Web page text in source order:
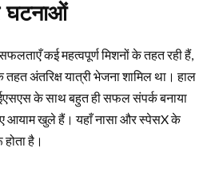
घटनाओं
कई महत्वपूर्ण मिशनों के तहत रही हैं,
तहत अंतरिक्ष यात्री भेजना शामिल था। हाल
के साथ बहुत ही सफल संपर्क बनाया
आयाम खुले हैं। यहाँ नासा और स्पेसX के
है।